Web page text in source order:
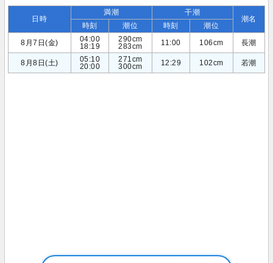
日時
満潮 干潮
潮名
時刻 潮位 時刻
潮位
8月7日(金)
04:00
18:19
290cm
283cm
11:00 106cm 長潮
8月8日(土)
05:10
20:00
271cm
300cm
12:29 102cm 若潮